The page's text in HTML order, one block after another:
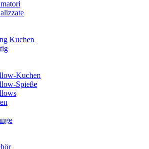
Kuchen
Kuchen
Spieße